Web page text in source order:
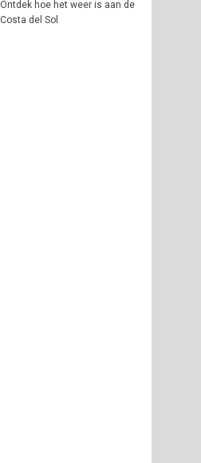
Ontdek hoe het weer is aan de
Costa del Sol